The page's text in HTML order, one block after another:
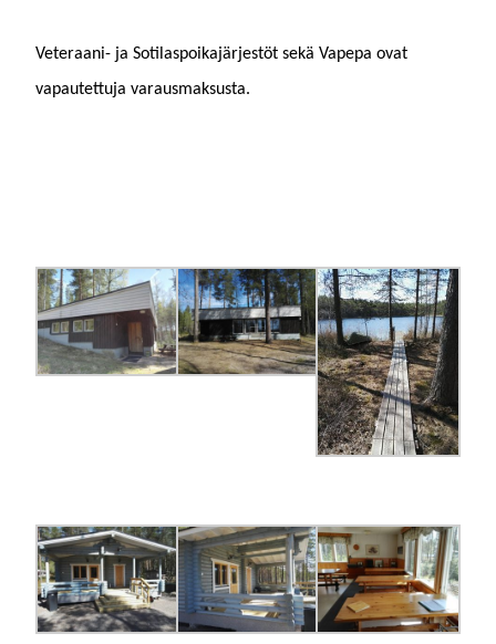
Veteraani- ja Sotilaspoikajärjestöt sekä Vapepa ovat
vapautettuja varausmaksusta.